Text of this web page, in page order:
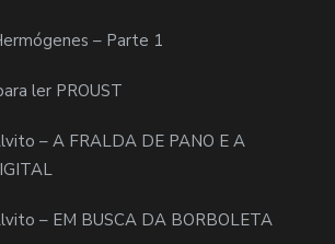
– Parte 1
ler PROUST
– A FRALDA DE PANO E A
– EM BUSCA DA BORBOLETA